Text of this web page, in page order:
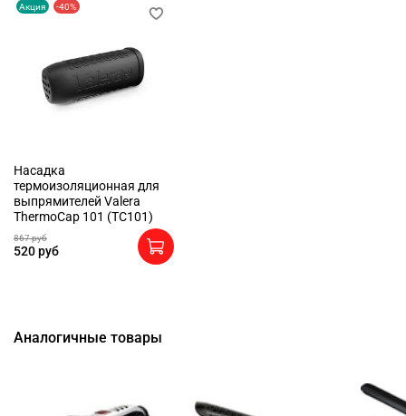
Акция -40%
Насадка
термоизоляционная для
выпрямителей Valera
ThermoCap 101 (TC101)
867 руб
520 руб
Аналогичные товары